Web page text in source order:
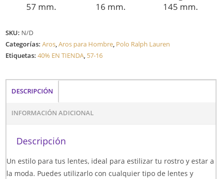
57 mm.
16 mm.
145 mm.
SKU: N/D
Categorías:Aros,Aros para Hombre, Polo Ralph Lauren
Etiquetas:40% EN TIENDA, 57-16
DESCRIPCIÓN
INFORMACIÓN ADICIONAL
Descripción
Un estilo para tus lentes, ideal para estilizar tu rostro y estar a
la moda. Puedes utilizarlo con cualquier tipo de lentes y